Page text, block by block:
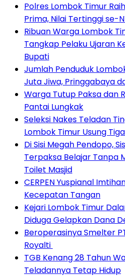
Polres Lombok Timur
Prima, Nilai Tertinggi se-
Ribuan Warga Lombok
Tangkap Pelaku Ujaran
Bupati
Jumlah Penduduk
Juta Jiwa, Pringgabaya
Warga Tutup Paksa dan
Pantai Lungkak
Seleksi Nakes Teladan
Lombok Timur Usung
Di Sisi Megah Pendopo,
Terpaksa Belajar Tanpa
Toilet Masjid
CERPEN Yuspianal
Kecepatan Tangan
Kejari Lombok Timur
Diduga Gelapkan Dana
Beroperasinya Smelter
Royalti
TGB Kenang 28 Tahun
Teladannya Tetap Hidup